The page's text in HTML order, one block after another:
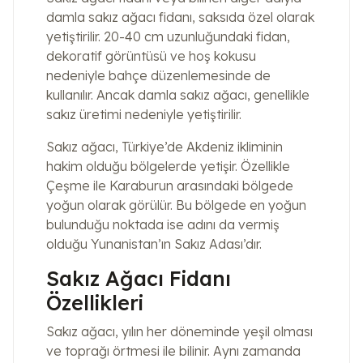
damla sakız ağacı fidanı, saksıda özel olarak
yetiştirilir. 20-40 cm uzunluğundaki fidan,
dekoratif görüntüsü ve hoş kokusu
nedeniyle bahçe düzenlemesinde de
kullanılır. Ancak damla sakız ağacı, genellikle
sakız üretimi nedeniyle yetiştirilir.
Sakız ağacı, Türkiye’de Akdeniz ikliminin
hakim olduğu bölgelerde yetişir. Özellikle
Çeşme ile Karaburun arasındaki bölgede
yoğun olarak görülür. Bu bölgede en yoğun
bulunduğu noktada ise adını da vermiş
olduğu Yunanistan’ın Sakız Adası’dır.
Sakız Ağacı Fidanı
Özellikleri
Sakız ağacı, yılın her döneminde yeşil olması
ve toprağı örtmesi ile bilinir. Aynı zamanda